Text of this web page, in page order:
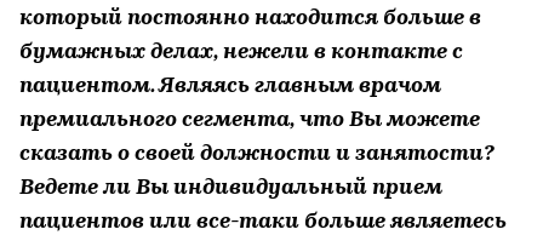
который постоянно находится больше в
бумажных делах, нежели в контакте с
пациентом. Являясь главным врачом
премиального сегмента, что Вы можете
сказать о своей должности и занятости?
Ведете ли Вы индивидуальный прием
пациентов или все-таки больше являетесь